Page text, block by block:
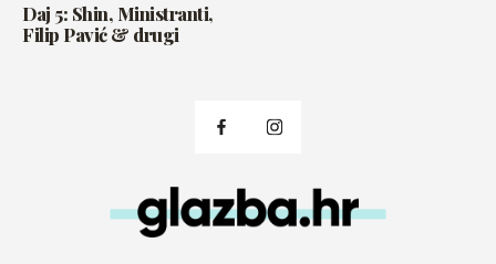
Daj 5: Shin, Ministranti,
Filip Pavić & drugi